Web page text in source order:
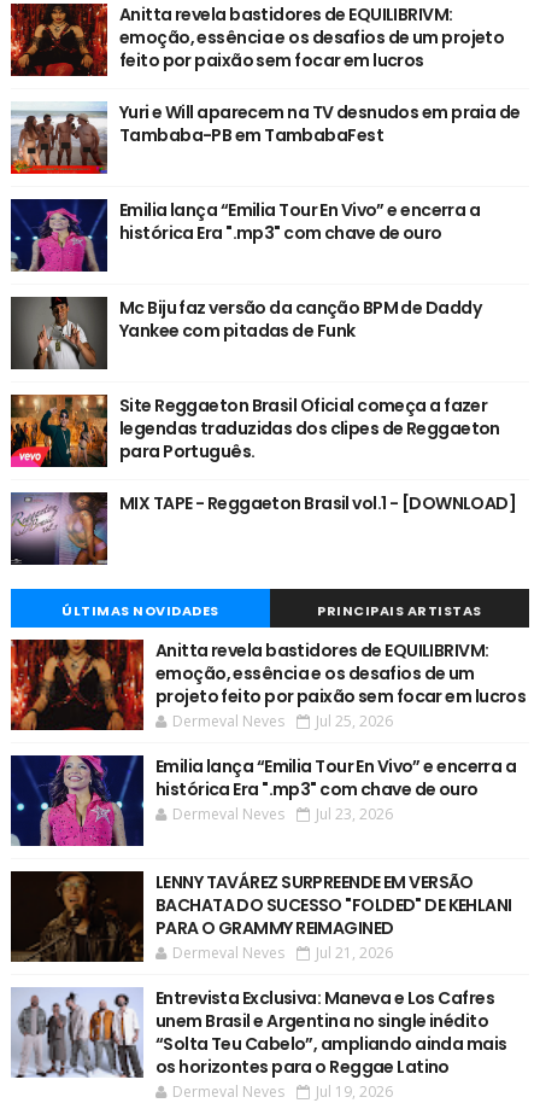
Anitta revela bastidores de EQUILIBRIVM:
emoção, essência e os desafios de um projeto
feito por paixão sem focar em lucros
Yuri e Will aparecem na TV desnudos em praia de
Tambaba-PB em TambabaFest
Emilia lança “Emilia Tour En Vivo” e encerra a
histórica Era ".mp3" com chave de ouro
Mc Biju faz versão da canção BPM de Daddy
Yankee com pitadas de Funk
Site Reggaeton Brasil Oficial começa a fazer
legendas traduzidas dos clipes de Reggaeton
para Português.
MIX TAPE - Reggaeton Brasil vol.1 - [DOWNLOAD]
ÚLTIMAS NOVIDADES PRINCIPAIS ARTISTAS
Anitta revela bastidores de EQUILIBRIVM:
emoção, essência e os desafios de um
projeto feito por paixão sem focar em lucros
Dermeval Neves Jul 25, 2026
Emilia lança “Emilia Tour En Vivo” e encerra a
histórica Era ".mp3" com chave de ouro
Dermeval Neves Jul 23, 2026
LENNY TAVÁREZ SURPREENDE EM VERSÃO
BACHATA DO SUCESSO "FOLDED" DE KEHLANI
PARA O GRAMMY REIMAGINED
Dermeval Neves Jul 21, 2026
Entrevista Exclusiva: Maneva e Los Cafres
unem Brasil e Argentina no single inédito
“Solta Teu Cabelo”, ampliando ainda mais
os horizontes para o Reggae Latino
Dermeval Neves Jul 19, 2026